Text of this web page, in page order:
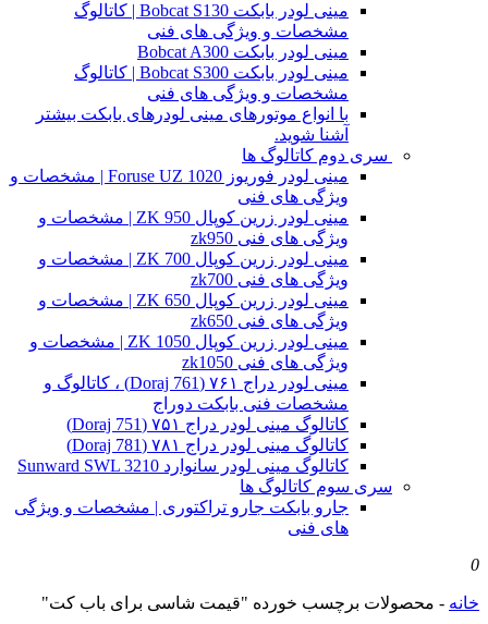
مینی لودر بابکت Bobcat S130 | کاتالوگ
مشخصات و ویژگی های فنی
مینی لودر بابکت Bobcat A300
مینی لودر بابکت Bobcat S300 | کاتالوگ
مشخصات و ویژگی های فنی
با انواع موتورهای مینی لودرهای بابکت بیشتر
آشنا شوید.
سری دوم کاتالوگ ها
مینی لودر فوریوز Foruse UZ 1020 | مشخصات و
ویژگی های فنی
مینی لودر زرین کوپال ZK 950 | مشخصات و
ویژگی های فنی zk950
مینی لودر زرین کوپال ZK 700 | مشخصات و
ویژگی های فنی zk700
مینی لودر زرین کوپال ZK 650 | مشخصات و
ویژگی های فنی zk650
مینی لودر زرین کوپال ZK 1050 | مشخصات و
ویژگی های فنی zk1050
مینی لودر دراج ۷۶۱ (Doraj 761) ، کاتالوگ و
مشخصات فنی بابکت دوراج
کاتالوگ مینی لودر دراج ۷۵۱ (Doraj 751)
کاتالوگ مینی لودر دراج ۷۸۱ (Doraj 781)
کاتالوگ مینی لودر سانوارد Sunward SWL 3210
سری سوم کاتالوگ ها
جارو بابکت جارو تراکتوری | مشخصات و ویژگی
های فنی
0
خانه - محصولات برچسب خورده "قیمت شاسی برای باب کت"